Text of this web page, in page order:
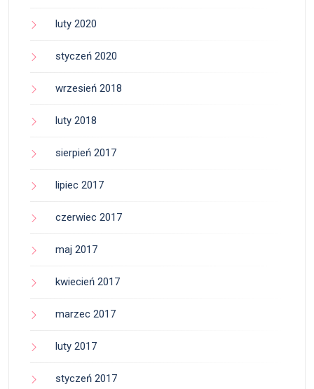
luty 2020
styczeń 2020
wrzesień 2018
luty 2018
sierpień 2017
lipiec 2017
czerwiec 2017
maj 2017
kwiecień 2017
marzec 2017
luty 2017
styczeń 2017